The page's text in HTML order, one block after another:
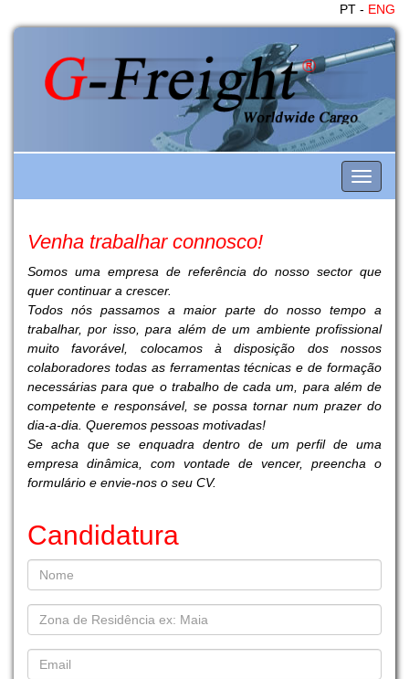
PT - ENG
Toggle
Venha trabalhar connosco!
Somos uma empresa de referência do nosso sector que
quer continuar a crescer.
Todos nós passamos a maior parte do nosso tempo a
trabalhar, por isso, para além de um ambiente profissional
muito favorável, colocamos à disposição dos nossos
colaboradores todas as ferramentas técnicas e de formação
necessárias para que o trabalho de cada um, para além de
competente e responsável, se possa tornar num prazer do
dia-a-dia. Queremos pessoas motivadas!
Se acha que se enquadra dentro de um perfil de uma
empresa dinâmica, com vontade de vencer, preencha o
formulário e envie-nos o seu CV.
Candidatura